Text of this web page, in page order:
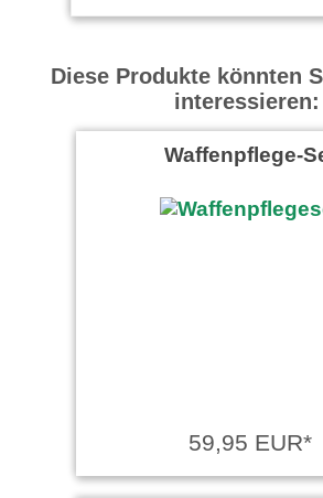
Diese Produkte könnten
interessieren:
Waffenpflege-
59,95 EUR*